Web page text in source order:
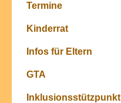
Termine
Kinderrat
Infos für Eltern
GTA
Inklusionsstützpunkt